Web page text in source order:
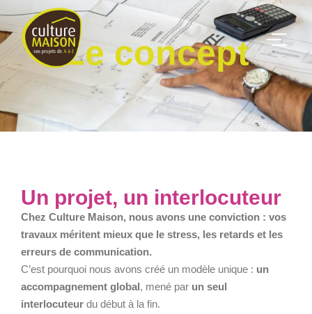
Le concept
Un projet, un interlocuteur
Chez Culture Maison, nous avons une conviction : vos
travaux méritent mieux que le stress, les retards et les
erreurs de communication.
C’est pourquoi nous avons créé un modèle unique : un
accompagnement global, mené par un seul
interlocuteur du début à la fin.